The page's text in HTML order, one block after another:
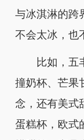
与冰淇淋的跨
不会太冰，也
比如，五丰
撞奶杯、芒果
念，还有美式
蛋糕杯，欧式